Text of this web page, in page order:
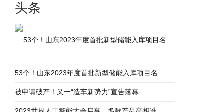
头条
53个！山东2023年度首批新型储能入库项目名
53个！山东2023年度首批新型储能入库项目名
被申请破产！又一“造车新势力”宣告落幕